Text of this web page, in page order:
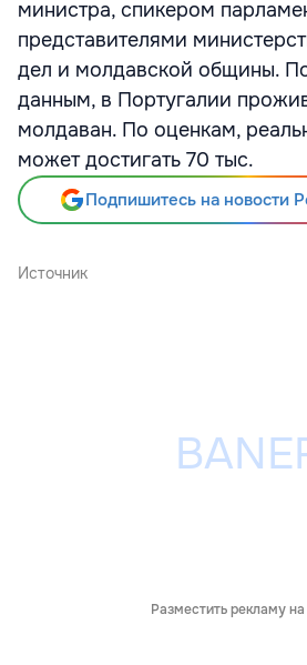
министра, спикером
представителями
дел и молдавской общины.
данным, в Португалии
молдаван. По оценкам,
может достигать 70 тыс.
Подпишитесь на новости
Источник
Разместить рекламу